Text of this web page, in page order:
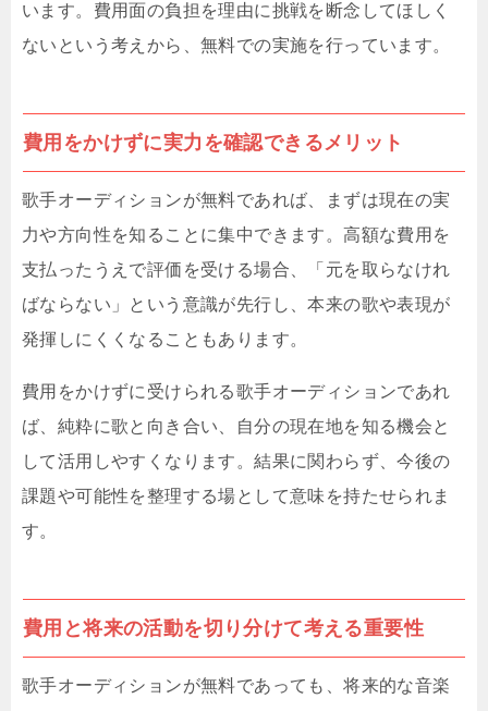
います。費用面の負担を理由に挑戦を断念してほしく
ないという考えから、無料での実施を行っています。
費用をかけずに実力を確認できるメリット
歌手オーディションが無料であれば、まずは現在の実
力や方向性を知ることに集中できます。高額な費用を
支払ったうえで評価を受ける場合、「元を取らなけれ
ばならない」という意識が先行し、本来の歌や表現が
発揮しにくくなることもあります。
費用をかけずに受けられる歌手オーディションであれ
ば、純粋に歌と向き合い、自分の現在地を知る機会と
して活用しやすくなります。結果に関わらず、今後の
課題や可能性を整理する場として意味を持たせられま
す。
費用と将来の活動を切り分けて考える重要性
歌手オーディションが無料であっても、将来的な音楽